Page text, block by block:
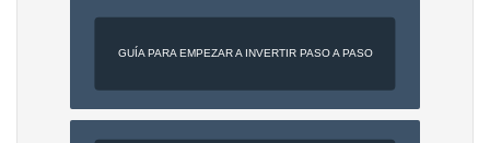
GUÍA PARA EMPEZAR A INVERTIR PASO A PASO